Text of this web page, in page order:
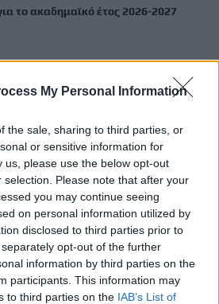
My Personal Information
the sale, sharing to third parties, or
or sensitive information for
us, please use the below opt-out
Please note that after your
you may continue seeing
on personal information utilized by
disclosed to third parties prior to
opt-out of the further
information by third parties on the
participants. This information may
to third parties on the IAB’s List of
το ακαδημαϊκό έτος 2026-2027
χωρίς εισοδηματικά κριτήρια:
ύδωρ» στο Δημοτικό Σχολείο